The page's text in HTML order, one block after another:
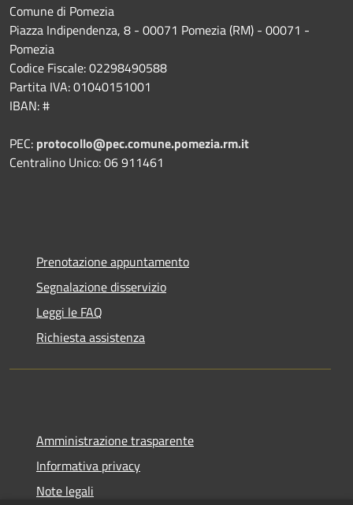
Comune di Pomezia
Piazza Indipendenza, 8 - 00071 Pomezia (RM) - 00071 -
Pomezia
Codice Fiscale: 02298490588
Partita IVA: 01040151001
IBAN: #
PEC: protocollo@pec.comune.pomezia.rm.it
Centralino Unico: 06 911461
Prenotazione appuntamento
Segnalazione disservizio
Leggi le FAQ
Richiesta assistenza
Amministrazione trasparente
Informativa privacy
Note legali